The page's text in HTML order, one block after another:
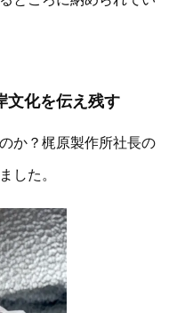
文化を伝え残す
か？梶原製作所社長の
した。